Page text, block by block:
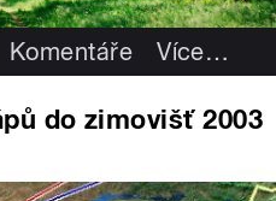
Komentáře Více…
do zimovišť 2003